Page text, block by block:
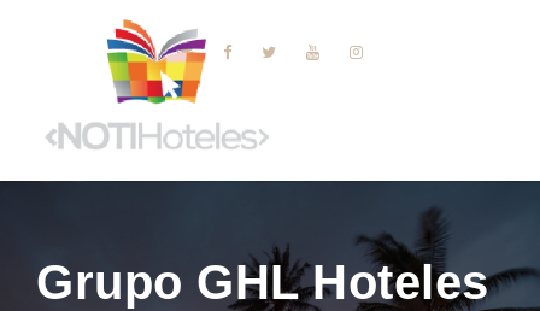
Grupo GHL Hoteles